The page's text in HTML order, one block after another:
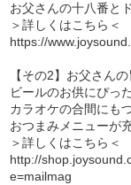
お父さんの十八番と
＞詳しくはこちら＜
https://
【その2】お父さん
ビールのお供にぴっ
カラオケの合間にも
おつまみメニューが
＞詳しくはこちら＜
http://
e=mailmag